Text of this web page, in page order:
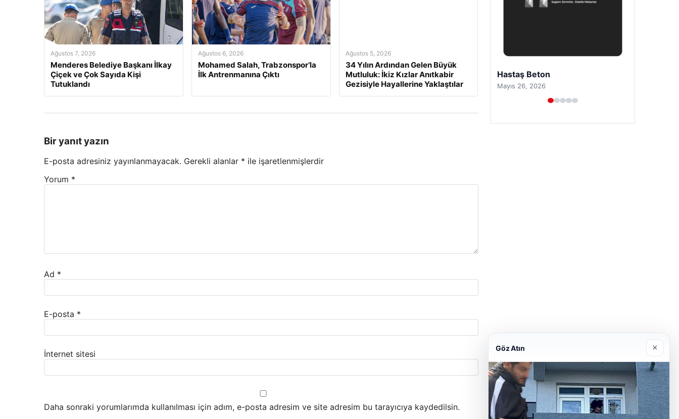
Ağustos 7, 2026
Menderes Belediye Başkanı İlkay
Çiçek ve Çok Sayıda Kişi
Tutuklandı
Ağustos 6, 2026
Mohamed Salah, Trabzonspor’la
İlk Antrenmanına Çıktı
Ağustos 5, 2026
34 Yılın Ardından Gelen Büyük
Mutluluk: İkiz Kızlar Anıtkabir
Gezisiyle Hayallerine Yaklaştılar
Bir yanıt yazın
E-posta adresiniz yayınlanmayacak. Gerekli alanlar * ile işaretlenmişlerdir
Yorum *
Ad *
E-posta *
İnternet sitesi
Daha sonraki yorumlarımda kullanılması için adım, e-posta adresim ve site adresim bu tarayıcıya kaydedilsin.
Prenses Night Club
Nisan 29, 2026
Göz Atın ×